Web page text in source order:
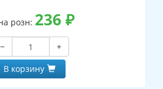
розн: 236 ₽
−
+
В корзину